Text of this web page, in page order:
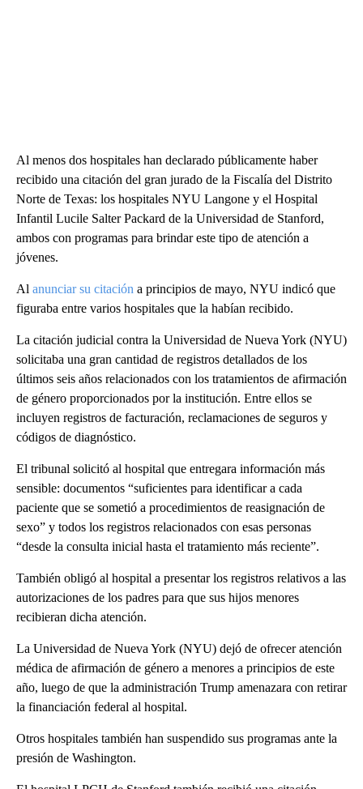
Al menos dos hospitales han declarado públicamente haber
recibido una citación del gran jurado de la Fiscalía del Distrito
Norte de Texas: los hospitales NYU Langone y el Hospital
Infantil Lucile Salter Packard de la Universidad de Stanford,
ambos con programas para brindar este tipo de atención a
jóvenes.
Al anunciar su citación a principios de mayo, NYU indicó que
figuraba entre varios hospitales que la habían recibido.
La citación judicial contra la Universidad de Nueva York (NYU)
solicitaba una gran cantidad de registros detallados de los
últimos seis años relacionados con los tratamientos de afirmación
de género proporcionados por la institución. Entre ellos se
incluyen registros de facturación, reclamaciones de seguros y
códigos de diagnóstico.
El tribunal solicitó al hospital que entregara información más
sensible: documentos “suficientes para identificar a cada
paciente que se sometió a procedimientos de reasignación de
sexo” y todos los registros relacionados con esas personas
“desde la consulta inicial hasta el tratamiento más reciente”.
También obligó al hospital a presentar los registros relativos a las
autorizaciones de los padres para que sus hijos menores
recibieran dicha atención.
La Universidad de Nueva York (NYU) dejó de ofrecer atención
médica de afirmación de género a menores a principios de este
año, luego de que la administración Trump amenazara con retirar
la financiación federal al hospital.
Otros hospitales también han suspendido sus programas ante la
presión de Washington.